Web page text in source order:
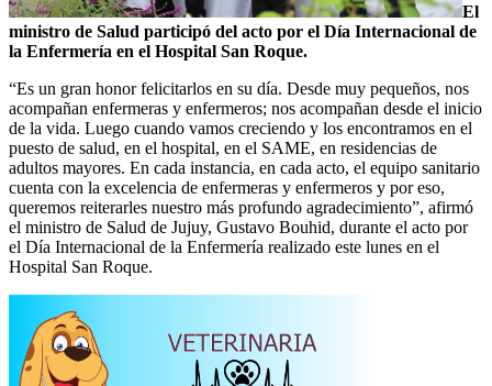
El
ministro de Salud participó del acto por el Día Internacional de
la Enfermería en el Hospital San Roque.
“Es un gran honor felicitarlos en su día. Desde muy pequeños, nos
acompañan enfermeras y enfermeros; nos acompañan desde el inicio
de la vida. Luego cuando vamos creciendo y los encontramos en el
puesto de salud, en el hospital, en el SAME, en residencias de
adultos mayores. En cada instancia, en cada acto, el equipo sanitario
cuenta con la excelencia de enfermeras y enfermeros y por eso,
queremos reiterarles nuestro más profundo agradecimiento”, afirmó
el ministro de Salud de Jujuy, Gustavo Bouhid, durante el acto por
el Día Internacional de la Enfermería realizado este lunes en el
Hospital San Roque.